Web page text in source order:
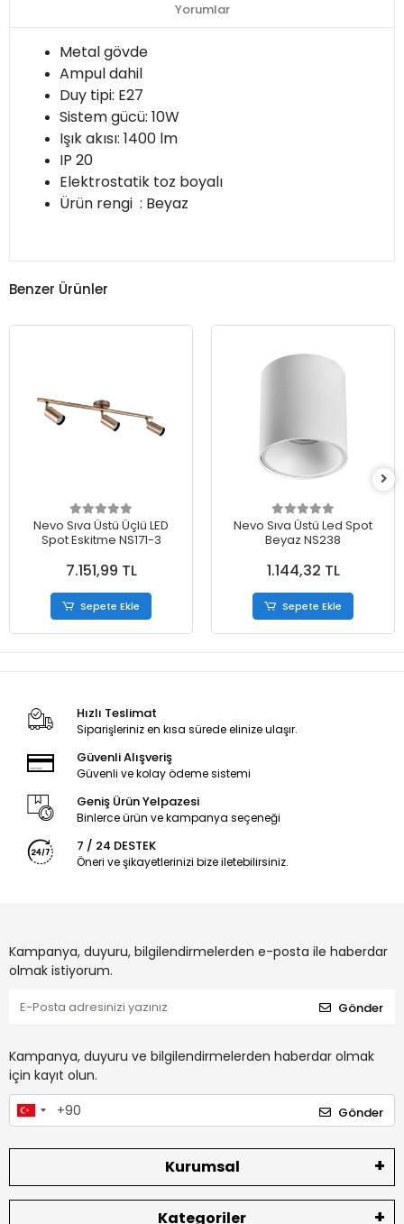
Yorumlar
Metal gövde
Ampul dahil
Duy tipi: E27
Sistem gücü: 10W
Işık akısı: 1400 lm
IP 20
Elektrostatik toz boyalı
Ürün rengi : Beyaz
Benzer Ürünler
Nevo Sıva Üstü Üçlü LED
Spot Eskitme NS171-3
7.151,99 TL
Sepete Ekle
Nevo Sıva Üstü Led Spot
Beyaz NS238
1.144,32 TL
Sepete Ekle
Hızlı Teslimat
Siparişleriniz en kısa sürede elinize ulaşır.
Güvenli Alışveriş
Güvenli ve kolay ödeme sistemi
Geniş Ürün Yelpazesi
Binlerce ürün ve kampanya seçeneği
7 / 24 DESTEK
Öneri ve şikayetlerinizi bize iletebilirsiniz.
Kampanya, duyuru, bilgilendirmelerden e-posta ile haberdar
olmak istiyorum.
Gönder
Kampanya, duyuru ve bilgilendirmelerden haberdar olmak
için kayıt olun.
Gönder
Kurumsal
Kategoriler